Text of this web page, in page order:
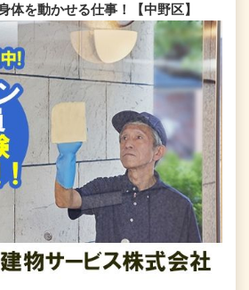
体を動かせる仕事！【中野区】